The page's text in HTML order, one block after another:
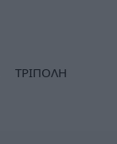
ΤΡΙΠΟΛΗ